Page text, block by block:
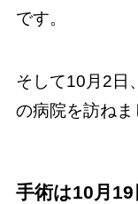
です。
そして10月2日
の病院を訪ねま
手術は10月